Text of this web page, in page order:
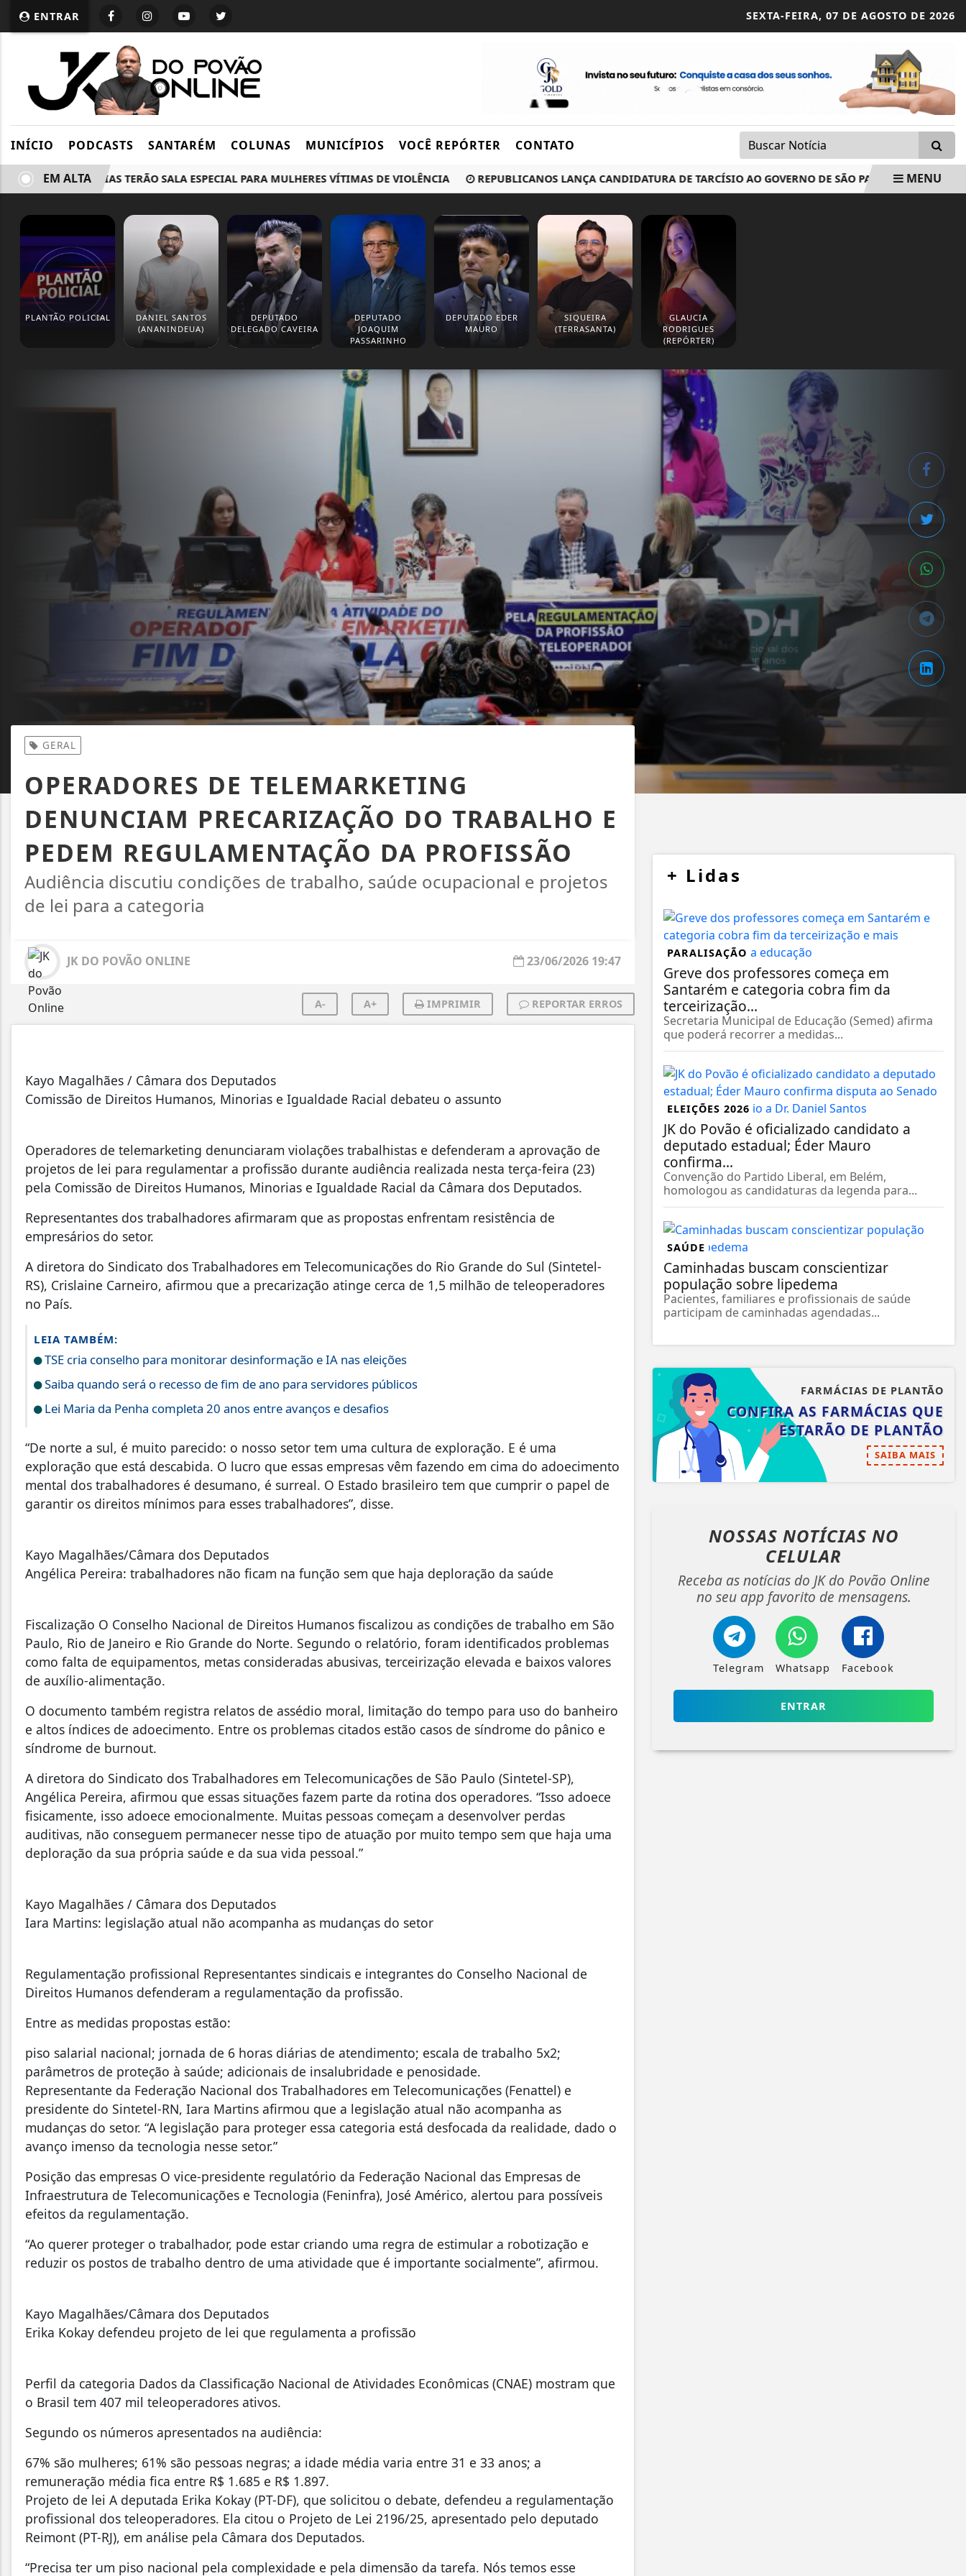
ENTRAR SEXTA-FEIRA, 07 DE AGOSTO DE 2026
INÍCIO PODCASTS SANTARÉM COLUNAS MUNICÍPIOS VOCÊ REPÓRTER CONTATO
RIO: DELEGACIAS TERÃO SALA ESPECIAL PARA MULHERES VÍTIMAS DE VIOLÊNCIA REPUBLICANOS LANÇA CANDIDATURA DE TARCÍSIO AO GOVERNO DE SÃO PAULO STF
EM ALTA MENU
PLANTÃO POLICIAL
DANIEL SANTOS
(ANANINDEUA)
DEPUTADO
DELEGADO CAVEIRA
DEPUTADO
JOAQUIM
PASSARINHO
DEPUTADO EDER
MAURO
SIQUEIRA
(TERRASANTA)
GLAUCIA
RODRIGUES
(REPÓRTER)
GERAL
OPERADORES DE TELEMARKETING
DENUNCIAM PRECARIZAÇÃO DO TRABALHO E
PEDEM REGULAMENTAÇÃO DA PROFISSÃO
Audiência discutiu condições de trabalho, saúde ocupacional e projetos
de lei para a categoria
JK DO POVÃO ONLINE 23/06/2026 19:47
A- A+ IMPRIMIR REPORTAR ERROS
Kayo Magalhães / Câmara dos Deputados
Comissão de Direitos Humanos, Minorias e Igualdade Racial debateu o assunto
Operadores de telemarketing denunciaram violações trabalhistas e defenderam a aprovação de
projetos de lei para regulamentar a profissão durante audiência realizada nesta terça-feira (23)
pela Comissão de Direitos Humanos, Minorias e Igualdade Racial da Câmara dos Deputados.
Representantes dos trabalhadores afirmaram que as propostas enfrentam resistência de
empresários do setor.
A diretora do Sindicato dos Trabalhadores em Telecomunicações do Rio Grande do Sul (Sintetel-
RS), Crislaine Carneiro, afirmou que a precarização atinge cerca de 1,5 milhão de teleoperadores
no País.
LEIA TAMBÉM:
TSE cria conselho para monitorar desinformação e IA nas eleições
Saiba quando será o recesso de fim de ano para servidores públicos
Lei Maria da Penha completa 20 anos entre avanços e desafios
“De norte a sul, é muito parecido: o nosso setor tem uma cultura de exploração. E é uma
exploração que está descabida. O lucro que essas empresas vêm fazendo em cima do adoecimento
mental dos trabalhadores é desumano, é surreal. O Estado brasileiro tem que cumprir o papel de
garantir os direitos mínimos para esses trabalhadores”, disse.
Kayo Magalhães/Câmara dos Deputados
Angélica Pereira: trabalhadores não ficam na função sem que haja deploração da saúde
Fiscalização O Conselho Nacional de Direitos Humanos fiscalizou as condições de trabalho em São
Paulo, Rio de Janeiro e Rio Grande do Norte. Segundo o relatório, foram identificados problemas
como falta de equipamentos, metas consideradas abusivas, terceirização elevada e baixos valores
de auxílio-alimentação.
O documento também registra relatos de assédio moral, limitação do tempo para uso do banheiro
e altos índices de adoecimento. Entre os problemas citados estão casos de síndrome do pânico e
síndrome de burnout.
A diretora do Sindicato dos Trabalhadores em Telecomunicações de São Paulo (Sintetel-SP),
Angélica Pereira, afirmou que essas situações fazem parte da rotina dos operadores. “Isso adoece
fisicamente, isso adoece emocionalmente. Muitas pessoas começam a desenvolver perdas
auditivas, não conseguem permanecer nesse tipo de atuação por muito tempo sem que haja uma
deploração da sua própria saúde e da sua vida pessoal.”
Kayo Magalhães / Câmara dos Deputados
Iara Martins: legislação atual não acompanha as mudanças do setor
Regulamentação profissional Representantes sindicais e integrantes do Conselho Nacional de
Direitos Humanos defenderam a regulamentação da profissão.
Entre as medidas propostas estão:
piso salarial nacional; jornada de 6 horas diárias de atendimento; escala de trabalho 5x2;
parâmetros de proteção à saúde; adicionais de insalubridade e penosidade.
Representante da Federação Nacional dos Trabalhadores em Telecomunicações (Fenattel) e
presidente do Sintetel-RN, Iara Martins afirmou que a legislação atual não acompanha as
mudanças do setor. “A legislação para proteger essa categoria está desfocada da realidade, dado o
avanço imenso da tecnologia nesse setor.”
Posição das empresas O vice-presidente regulatório da Federação Nacional das Empresas de
Infraestrutura de Telecomunicações e Tecnologia (Feninfra), José Américo, alertou para possíveis
efeitos da regulamentação.
“Ao querer proteger o trabalhador, pode estar criando uma regra de estimular a robotização e
reduzir os postos de trabalho dentro de uma atividade que é importante socialmente”, afirmou.
Kayo Magalhães/Câmara dos Deputados
Erika Kokay defendeu projeto de lei que regulamenta a profissão
Perfil da categoria Dados da Classificação Nacional de Atividades Econômicas (CNAE) mostram que
o Brasil tem 407 mil teleoperadores ativos.
Segundo os números apresentados na audiência:
67% são mulheres; 61% são pessoas negras; a idade média varia entre 31 e 33 anos; a
remuneração média fica entre R$ 1.685 e R$ 1.897.
Projeto de lei A deputada Erika Kokay (PT-DF), que solicitou o debate, defendeu a regulamentação
profissional dos teleoperadores. Ela citou o Projeto de Lei 2196/25, apresentado pelo deputado
Reimont (PT-RJ), em análise pela Câmara dos Deputados.
“Precisa ter um piso nacional pela complexidade e pela dimensão da tarefa. Nós temos esse
+ Lidas
PARALISAÇÃO
Greve dos professores começa em
Santarém e categoria cobra fim da
terceirização...
Secretaria Municipal de Educação (Semed) afirma
que poderá recorrer a medidas...
ELEIÇÕES 2026
JK do Povão é oficializado candidato a
deputado estadual; Éder Mauro
confirma...
Convenção do Partido Liberal, em Belém,
homologou as candidaturas da legenda para...
SAÚDE
Caminhadas buscam conscientizar
população sobre lipedema
Pacientes, familiares e profissionais de saúde
participam de caminhadas agendadas...
FARMÁCIAS DE PLANTÃO
CONFIRA AS FARMÁCIAS QUE
ESTARÃO DE PLANTÃO
SAIBA MAIS
NOSSAS NOTÍCIAS NO
CELULAR
Receba as notícias do JK do Povão Online
no seu app favorito de mensagens.
Telegram Whatsapp Facebook
ENTRAR